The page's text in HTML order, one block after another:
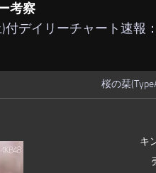
考察
付デイリーチャート速報
桜の栞
キ